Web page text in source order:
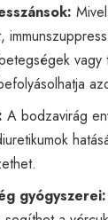
vagy
A bodzavirág
gyógyszerei: